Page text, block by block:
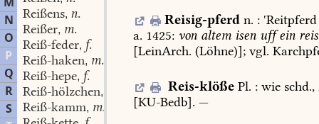
N
O
P
Q
R
S
Reißens, n.
Reißer, m.
Reiß-feder, f.
Reiß-haken, m.
Reiß-hepe, f.
Reiß-hölzchen,
Reiß-kamm, m.
Reisig-pferd n. :'Reitpferd
a. 1425: von altem isen uffein
[LeinArch. (Löhne)]; vgl.
Reis-klöße Pl. :wieschd.,
[KU-Bedb]. —